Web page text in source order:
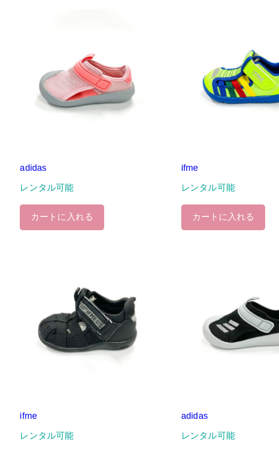
adidas
レンタル可能
カートに入れる
ifme
レンタル可能
カートに入れる
ifme
レンタル可能
adidas
レンタル可能